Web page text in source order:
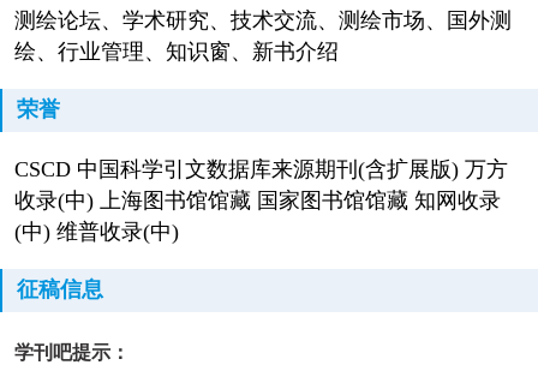
测绘论坛、学术研究、技术交流、测绘市场、国外测
绘、行业管理、知识窗、新书介绍
荣誉
CSCD 中国科学引文数据库来源期刊(含扩展版) 万方
收录(中) 上海图书馆馆藏 国家图书馆馆藏 知网收录
(中) 维普收录(中)
征稿信息
学刊吧提示：